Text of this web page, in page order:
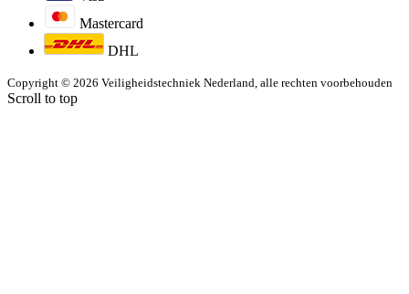
Mastercard
DHL
Copyright © 2026 Veiligheidstechniek Nederland, alle rechten voorbehouden
Scroll to top